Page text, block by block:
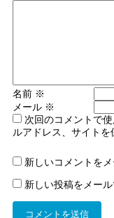
名前 ※
メール ※
次回のコメントで
ルアドレス、サイトを
新しいコメントを
新しい投稿をメー